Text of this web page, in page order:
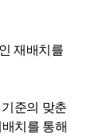
재배치를
준의 맞춘
치를 통해